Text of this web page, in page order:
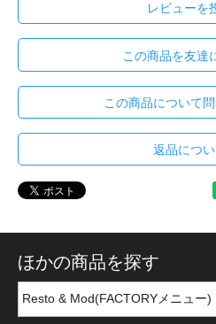
レビューを
この商品を友達
この商品について
返品につ
ほかの商品を探す